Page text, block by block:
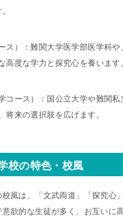
ス）：難関大学医学部医学科
高度な学力と探究心を養います
コース）：国公立大学や難関
将来の選択肢を広げます。
校の特色・校風
校風は、「文武両道」「探究心
欲的な生徒が多く、お互いに